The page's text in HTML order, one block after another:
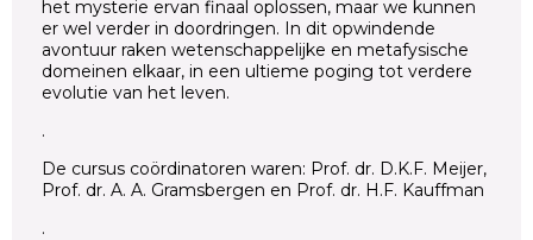
het mysterie ervan finaal oplossen, maar we kunnen
er wel verder in doordringen. In dit opwindende
avontuur raken wetenschappelijke en metafysische
domeinen elkaar, in een ultieme poging tot verdere
evolutie van het leven.
.
De cursus coördinatoren waren: Prof. dr. D.K.F. Meijer,
Prof. dr. A. A. Gramsbergen en Prof. dr. H.F. Kauffman
.